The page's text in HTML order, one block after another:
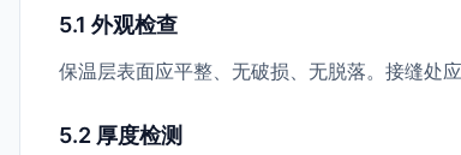
5.1 外观检查
保温层表面应平整、无破损、无脱落。接缝处
5.2 厚度检测